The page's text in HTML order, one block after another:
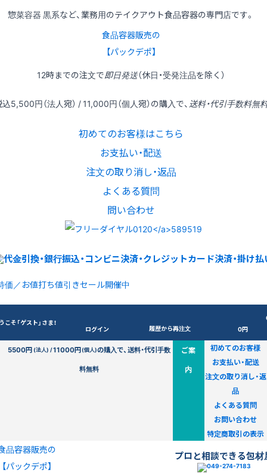
惣菜容器 黒系など、業務用のテイクアウト食品容器の専門店です。
食品容器販売の
【パックデポ】
12時までの注文で即日発送（休日・受発注品を除く）
込5,500円（法人宛） / 11,000円（個人宛）の購入で、 送料・代引手数料無
初めてのお客様はこちら
お支払い・配送
注文の取り消し・返品
よくある質問
問い合わせ
価／お値打ち値引きセール開催中
こそ「ゲスト」さま！
ログイン 履歴から再注文
0円
5500円(法人) /11000円(個人)の購入で、送料・代引手数
料無料
ご案
内
初めてのお客様
お支払い・配送
注文の取り消し・返
品
よくある質問
お問い合わせ
特定商取引の表示
品容器販売の
【パックデポ】
プロと相談できる包材